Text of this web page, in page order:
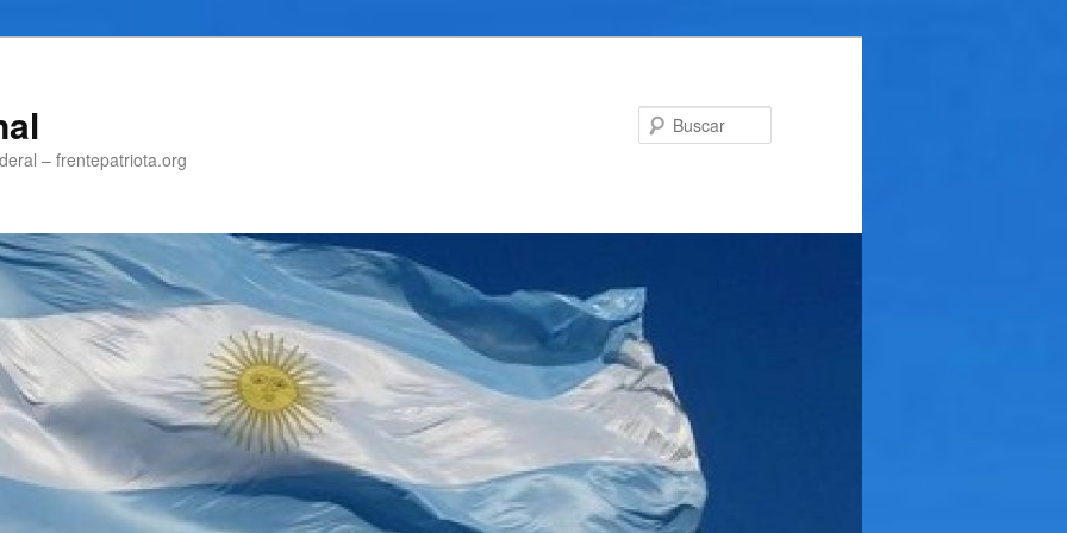
– frentepatriota.org